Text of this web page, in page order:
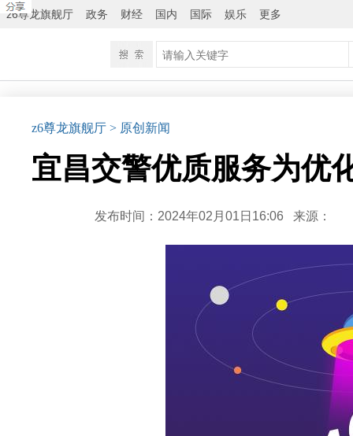
z6尊龙旗舰厅 政务 财经 国内 国际 娱乐 更多
z6尊龙旗舰厅 > 原创新闻
宜昌交警优质服务为优
发布时间：2024年02月01日16:06 来源：